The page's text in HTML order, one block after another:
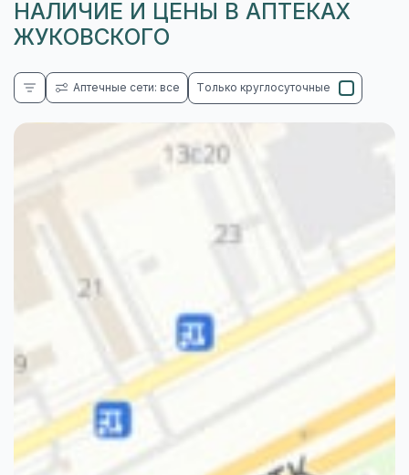
НАЛИЧИЕ И ЦЕНЫ В АПТЕКАХ
ЖУКОВСКОГО
Аптечные сети: все Только круглосуточные